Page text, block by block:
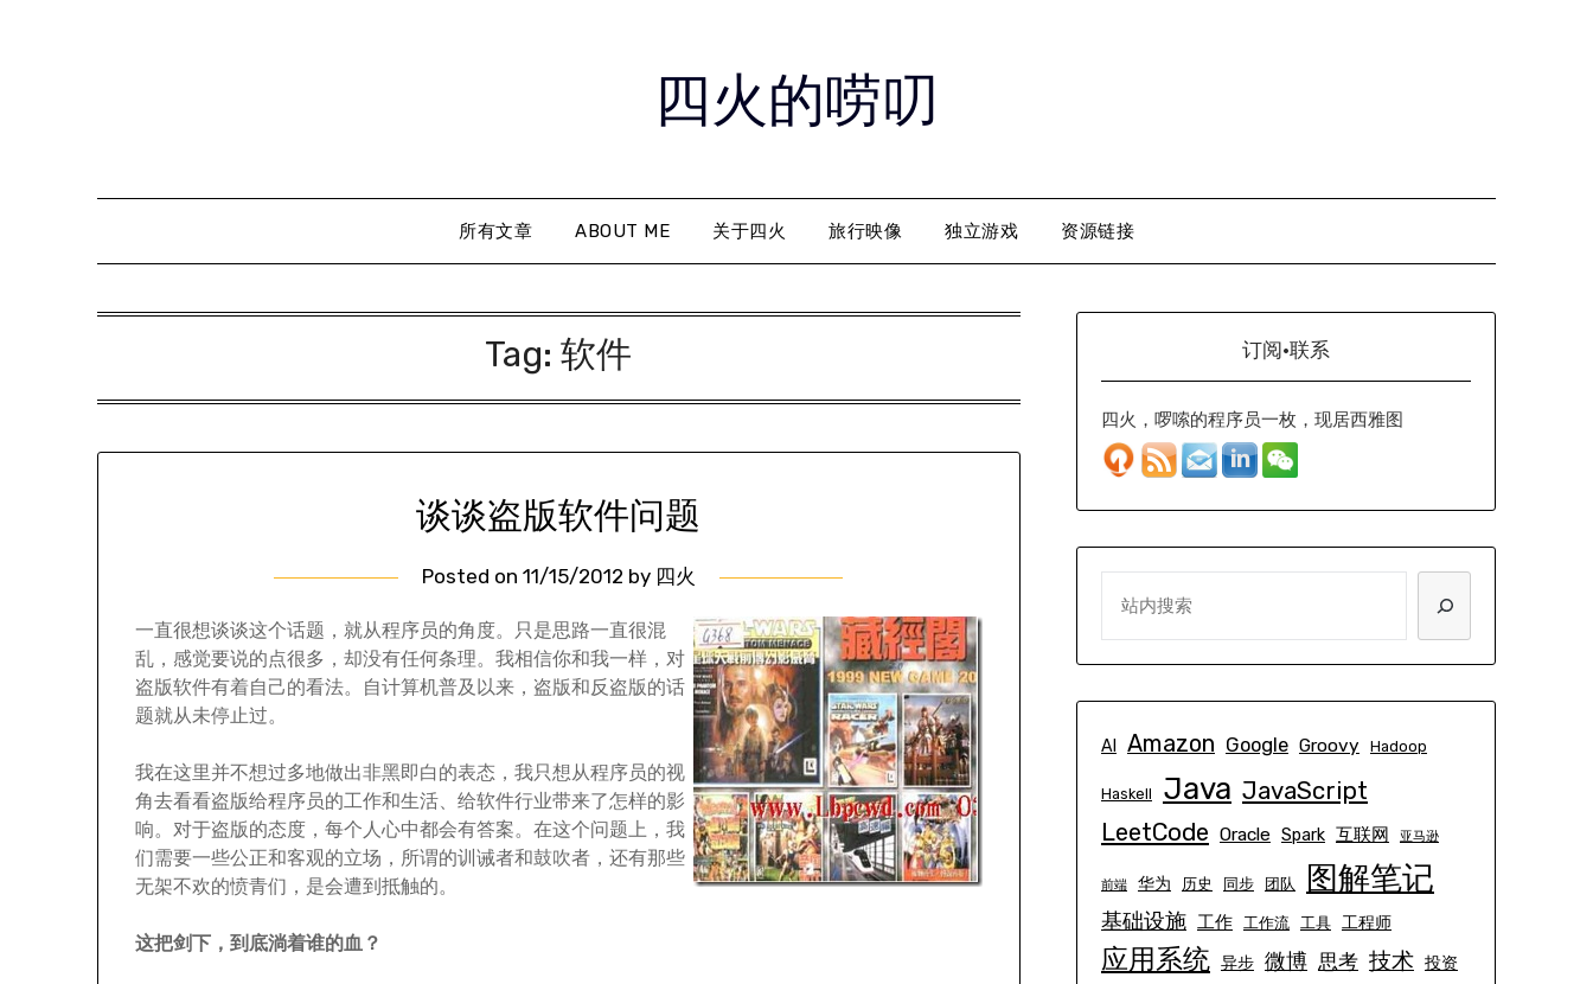
四火的唠叨
所有文章 ABOUT ME 关于四火 旅行映像 独立游戏 资源链接
Tag:软件
谈谈盗版软件问题
Posted on 11/15/2012 by 四火
一直很想谈谈这个话题，就从程序员的角度。只是思路一直很混
乱，感觉要说的点很多，却没有任何条理。我相信你和我一样，对
盗版软件有着自己的看法。自计算机普及以来，盗版和反盗版的话
题就从未停止过。
我在这里并不想过多地做出非黑即白的表态，我只想从程序员的视
角去看看盗版给程序员的工作和生活、给软件行业带来了怎样的影
响。对于盗版的态度，每个人心中都会有答案。在这个问题上，我
们需要一些公正和客观的立场，所谓的训诫者和鼓吹者，还有那些
无架不欢的愤青们，是会遭到抵触的。
这把剑下，到底淌着谁的血？
订阅·联系
四火，啰嗦的程序员一枚，现居西雅图
AI Amazon Google Groovy Hadoop
Haskell Java JavaScript
LeetCode Oracle Spark 互联网 亚马逊
前端 华为 历史 同步 团队 图解笔记
基础设施 工作 工作流 工具 工程师
应用系统 异步 微博 思考 技术 投资